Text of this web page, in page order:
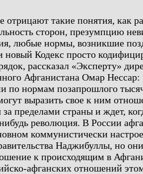
такие понятия, как
сторон, презумпцию
любые нормы, возникшие
новый Кодекс просто
рассказал «Эксперту»
Афганистана Омар
по нормам позапрошлого
выразить свое к ним
за пределами страны и ждет,
революция. В России
коммунистически
Наджибуллы, но
к происходящим в
афганских отношений